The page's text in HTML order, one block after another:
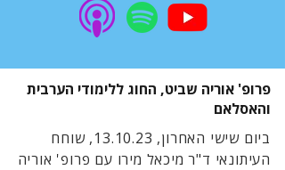
פרופ' אוריה שביט, החוג ללימודי הערבית
והאסלאם
ביום שישי האחרון, 13.10.23, שוחח
העיתונאי ד"ר מיכאל מירו עם פרופ' אוריה